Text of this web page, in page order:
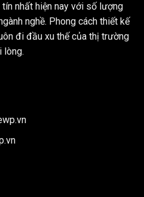
nhất hiện nay với số lượng
nghề. Phong cách thiết kế
đi đầu xu thế của thị trường
lòng.